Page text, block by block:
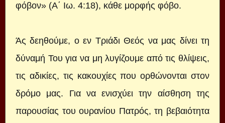
φόβον» (A΄ Ιω. 4:18), κάθε μορφής φόβο.
Άς δεηθούμε, ο εν Τριάδι Θεός να μας δίνει τη
δύναμή Του για να μη λυγίζουμε από τις θλίψεις,
τις αδικίες, τις κακουχίες που ορθώνονται στον
δρόμο μας. Για να ενισχύει την αίσθηση της
παρουσίας του ουρανίου Πατρός, τη βεβαιότητα